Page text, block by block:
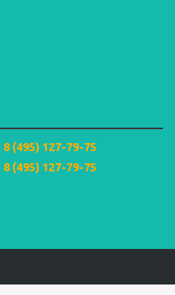
8 (495) 127-79-75
8 (495) 127-79-75